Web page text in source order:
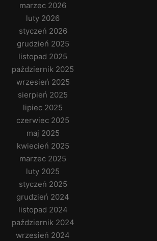
marzec 2026
luty 2026
styczeń 2026
grudzień 2025
listopad 2025
październik 2025
wrzesień 2025
sierpień 2025
lipiec 2025
czerwiec 2025
maj 2025
kwiecień 2025
marzec 2025
luty 2025
styczeń 2025
grudzień 2024
listopad 2024
październik 2024
wrzesień 2024